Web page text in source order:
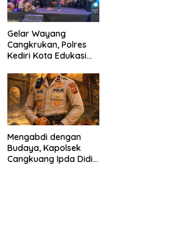
Gelar Wayang
Cangkrukan, Polres
Kediri Kota Edukasi
Seni Budaya
Mengabdi dengan
Budaya, Kapolsek
Cangkuang Ipda Didi